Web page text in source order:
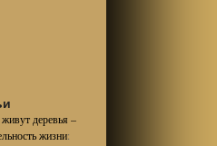
деревья –
жизни: